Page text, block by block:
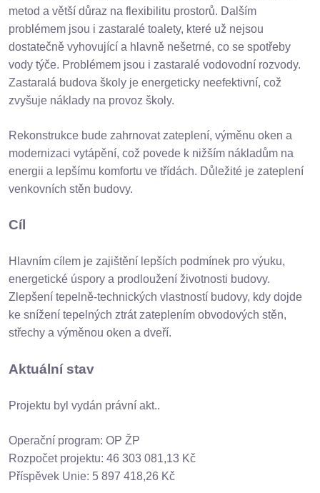
metod a větší důraz na flexibilitu prostorů. Dalším
problémem jsou i zastaralé toalety, které už nejsou
dostatečně vyhovující a hlavně nešetrné, co se spotřeby
vody týče. Problémem jsou i zastaralé vodovodní rozvody.
Zastaralá budova školy je energeticky neefektivní, což
zvyšuje náklady na provoz školy.
Rekonstrukce bude zahrnovat zateplení, výměnu oken a
modernizaci vytápění, což povede k nižším nákladům na
energii a lepšímu komfortu ve třídách. Důležité je zateplení
venkovních stěn budovy.
Cíl
Hlavním cílem je zajištění lepších podmínek pro výuku,
energetické úspory a prodloužení životnosti budovy.
Zlepšení tepelně-technických vlastností budovy, kdy dojde
ke snížení tepelných ztrát zateplením obvodových stěn,
střechy a výměnou oken a dveří.
Aktuální stav
Projektu byl vydán právní akt..
Operační program: OP ŽP
Rozpočet projektu: 46 303 081,13 Kč
Příspěvek Unie: 5 897 418,26 Kč